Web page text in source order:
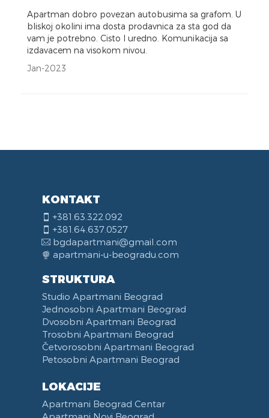
Apartman dobro povezan autobusima sa grafom. U
bliskoj okolini ima dosta prodavnica za sta god da
vam je potrebno. Cisto I uredno. Komunikacija sa
izdavacem na visokom nivou.
Jan-2023
KONTAKT
+381.63.322.092
+381.64.637.0527
bgdapartmani@gmail.com
apartmani-u-beogradu.com
STRUKTURA
Studio Apartmani Beograd
Jednosobni Apartmani Beograd
Dvosobni Apartmani Beograd
Trosobni Apartmani Beograd
Četvorosobni Apartmani Beograd
Petosobni Apartmani Beograd
LOKACIJE
Apartmani Beograd Centar